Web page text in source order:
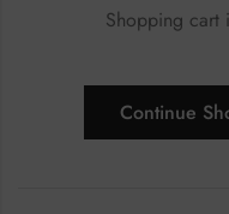
Shopping cart
Continue